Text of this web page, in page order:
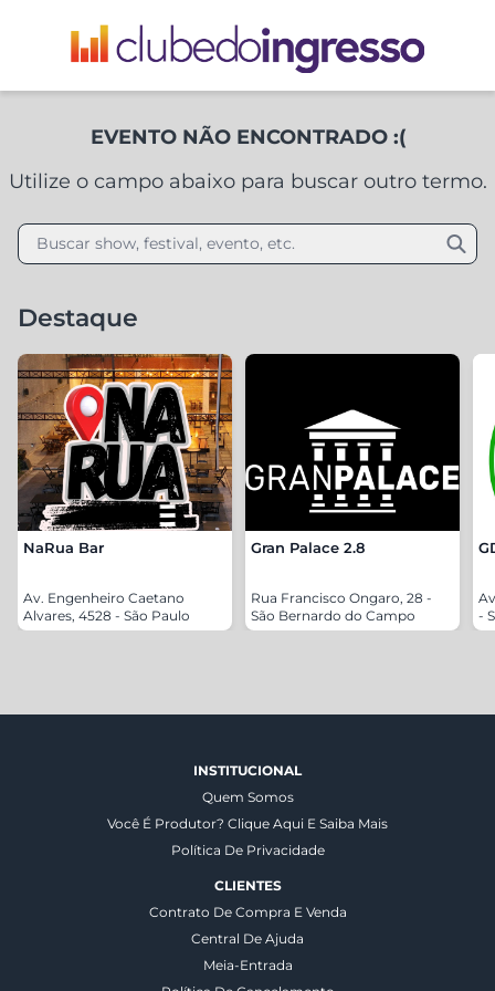
EVENTO NÃO ENCONTRADO :(
Utilize o campo abaixo para buscar outro termo.
Buscar show, festival, evento, etc.
Destaque
NaRua Bar
Av. Engenheiro Caetano
Alvares, 4528 - São Paulo
Gran Palace 2.8
Rua Francisco Ongaro, 28 -
São Bernardo do Campo
-
INSTITUCIONAL
Quem Somos
Você É Produtor? Clique Aqui E Saiba Mais
Política De Privacidade
CLIENTES
Contrato De Compra E Venda
Central De Ajuda
Meia-Entrada